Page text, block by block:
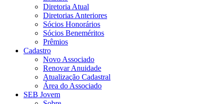
Diretoria Atual
Diretorias Anteriores
Sócios Honorários
Sócios Beneméritos
Prêmios
Cadastro
Novo Associado
Renovar Anuidade
Atualização Cadastral
Área do Associado
SEB Jovem